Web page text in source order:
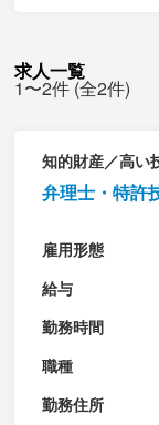
求人一覧
1〜2件 (全2件)
知的財産／高い
弁理士・特許
雇用形態
給与
勤務時間
職種
勤務住所